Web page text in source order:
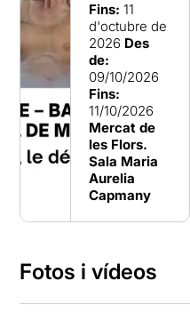
Fins: 11
d'octubre de
2026 Des
de:
09/10/2026
Fins:
11/10/2026
Mercat de
les Flors.
Sala Maria
Aurelia
Capmany
Fotos i vídeos